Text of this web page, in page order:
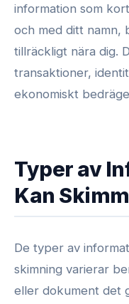
information som
och med ditt namn,
tillräckligt nära dig.
transaktioner,
ekonomiskt
Typer av
Kan
De typer av
skimning varierar
eller dokument det